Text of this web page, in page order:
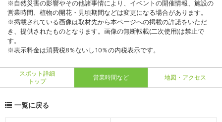
※自然災害の影響やその他諸事情により、イベントの開催情報、施設の
営業時間、植物の開花・見頃期間などは変更になる場合があります。
※掲載されている画像は取材先から本ページへの掲載の許諾をいただ
き、提供されたものとなります。画像の無断転載(二次使用)は禁止で
す。
※表示料金は消費税8％ないし10％の内税表示です。
スポット詳細
トップ
営業時間など 地図・アクセス
一覧に戻る